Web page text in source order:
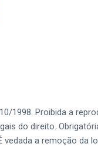
1998. Proibida a
do direito.
a remoção da